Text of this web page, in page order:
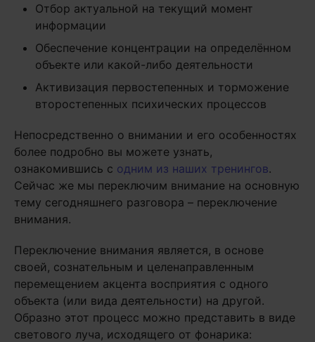
Отбор актуальной на текущий момент
информации
Обеспечение концентрации на определённом
объекте или какой-либо деятельности
Активизация первостепенных и торможение
второстепенных психических процессов
Непосредственно о внимании и его особенностях
более подробно вы можете узнать,
ознакомившись с одним из наших тренингов.
Сейчас же мы переключим внимание на основную
тему сегодняшнего разговора – переключение
внимания.
Переключение внимания является, в основе
своей, сознательным и целенаправленным
перемещением акцента восприятия с одного
объекта (или вида деятельности) на другой.
Образно этот процесс можно представить в виде
светового луча, исходящего от фонарика: